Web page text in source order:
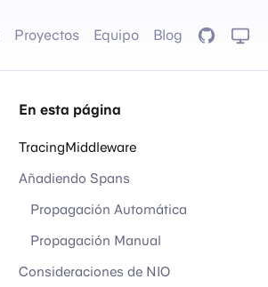
Proyectos Equipo Blog GitHub
En esta página
TracingMiddleware
Añadiendo Spans
Propagación Automática
Propagación Manual
Consideraciones de NIO